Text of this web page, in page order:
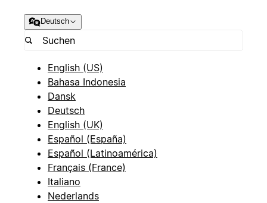
Deutsch
English (US)
Bahasa Indonesia
Dansk
Deutsch
English (UK)
Español (España)
Español (Latinoamérica)
Français (France)
Italiano
Nederlands